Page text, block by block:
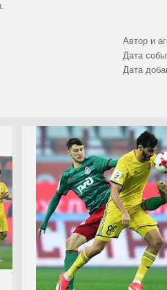
Автор и
Дата
Дата